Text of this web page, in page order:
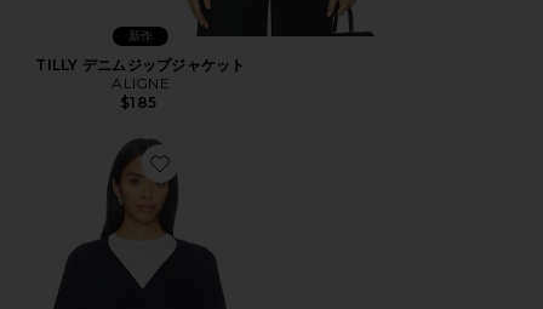
新作
TILLY デニムジップジャケット
ALIGNE
$185
Favorite HAMPTON カーディガン